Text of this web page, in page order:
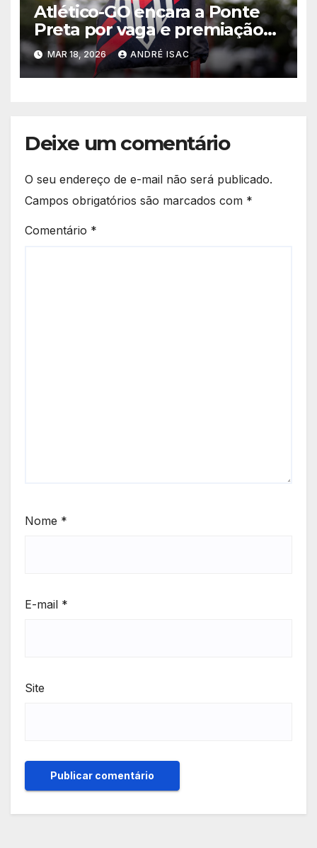
Atlético-GO encara a Ponte
Preta por vaga e premiação
milionária na 4ª fase da Copa
do Brasil
MAR 18, 2026 ANDRÉ ISAC
Deixe um comentário
O seu endereço de e-mail não será publicado.
Campos obrigatórios são marcados com *
Comentário *
Nome *
E-mail *
Site